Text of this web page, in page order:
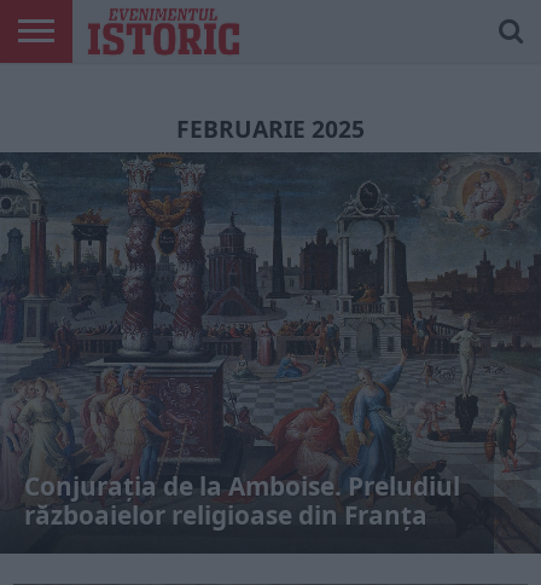
FEBRUARIE 2025
Conjurația de la Amboise. Preludiul
războaielor religioase din Franța